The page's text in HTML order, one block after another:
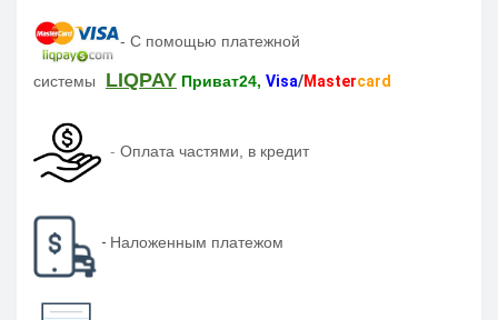
- С помощью платежной
системы LIQPAY Приват24, Visa/Mastercard
- Оплата частями, в кредит
- Наложенным платежом